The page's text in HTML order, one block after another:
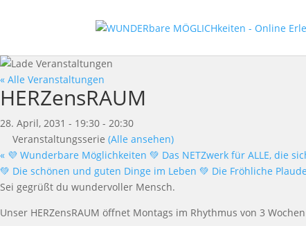
« Alle Veranstaltungen
HERZensRAUM
28. April, 2031 - 19:30 - 20:30
Veranstaltungsserie (Alle ansehen)
« 💜 Wunderbare Möglichkeiten 💚 Das NETZwerk für ALLE, die
💚 Die schönen und guten Dinge im Leben 💚 Die Fröhliche
Sei gegrüßt du wundervoller Mensch.
Unser HERZensRAUM öffnet Montags im Rhythmus von 3